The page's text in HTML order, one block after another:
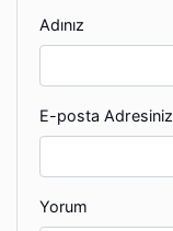
Adınız
E-posta Adresiniz
Yorum